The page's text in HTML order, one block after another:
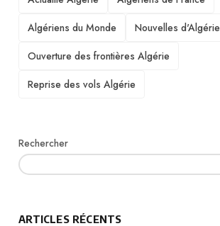
Algériens du Monde
Nouvelles d'Algérie
Ouverture des frontières Algérie
Reprise des vols Algérie
Rechercher
ARTICLES RÉCENTS